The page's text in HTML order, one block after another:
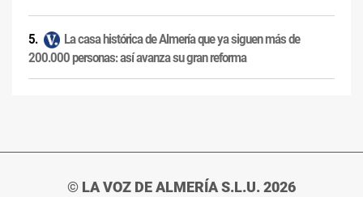
La casa histórica de Almería que ya siguen más de
200.000 personas: así avanza su gran reforma
© LA VOZ DE ALMERÍA S.L.U. 2026